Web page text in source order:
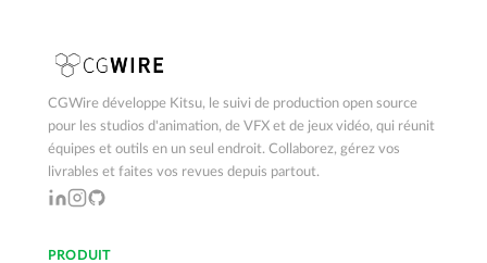
CGWire développe Kitsu, le suivi de production open source
pour les studios d'animation, de VFX et de jeux vidéo, qui réunit
équipes et outils en un seul endroit. Collaborez, gérez vos
livrables et faites vos revues depuis partout.
PRODUIT